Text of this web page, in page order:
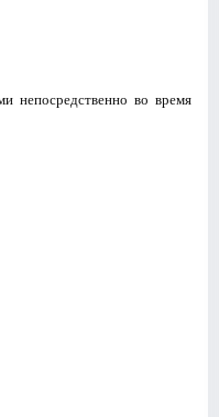
непосредственно во время